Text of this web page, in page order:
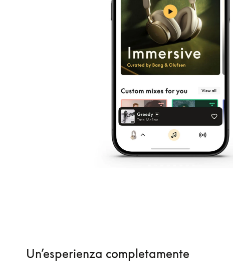
Un’esperienza completamente